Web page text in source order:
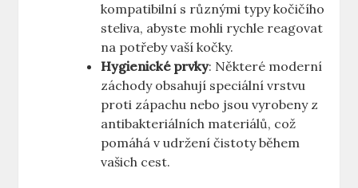
kompatibilní s různými typy kočičího
steliva, abyste mohli rychle reagovat
na potřeby vaší kočky.
Hygienické prvky: Některé moderní
záchody obsahují speciální vrstvu
proti zápachu nebo jsou vyrobeny z
antibakteriálních materiálů, což
pomáhá v udržení čistoty během
vašich cest.